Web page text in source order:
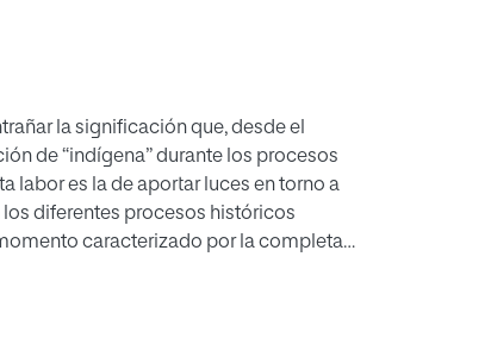
culturalmente diferentes